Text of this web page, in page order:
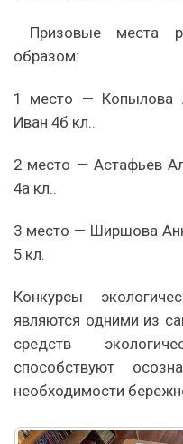
Призовые места
образом:
1 место — Копылова
Иван 4б кл..
2 место — Астафьев
4а кл..
3 место — Ширшова
5 кл.
Конкурсы
являются одними из
средств
способствуют
необходимости